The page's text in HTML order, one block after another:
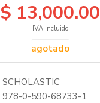
$ 13,000.00
IVA incluido
agotado
SCHOLASTIC
978-0-590-68733-1